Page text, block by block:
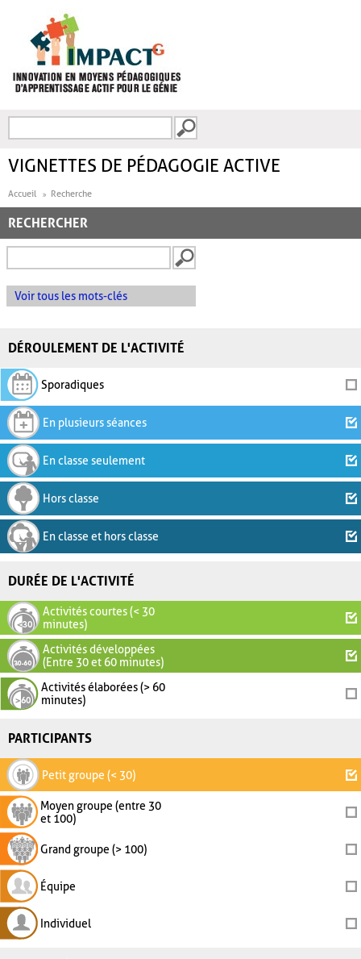
FORMULAIRE DE
VIGNETTES DE PÉDAGOGIE ACTIVE
Accueil Recherche
RECHERCHER
Voir tous les mots-clés
DÉROULEMENT DE L'ACTIVITÉ
Sporadiques
En plusieurs séances
En classe seulement
Hors classe
En classe et hors classe
DURÉE DE L'ACTIVITÉ
Activités courtes (< 30
minutes)
Activités développées
(Entre 30 et 60 minutes)
Activités élaborées (> 60
minutes)
PARTICIPANTS
Petit groupe (< 30)
Moyen groupe (entre 30
et 100)
Grand groupe (> 100)
Équipe
Individuel